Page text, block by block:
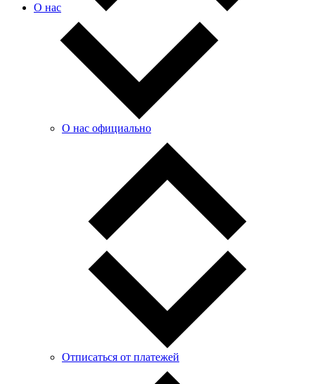
О нас
О нас официально
Отписаться от платежей